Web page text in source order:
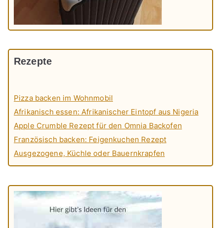
Rezepte
Pizza backen im Wohnmobil
Afrikanisch essen: Afrikanischer Eintopf aus Nigeria
Apple Crumble Rezept für den Omnia Backofen
Französisch backen: Feigenkuchen Rezept
Ausgezogene, Küchle oder Bauernkrapfen